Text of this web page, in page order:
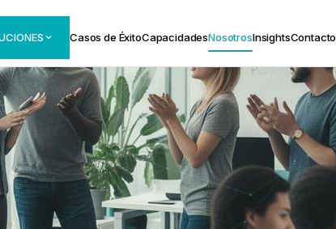
Casos de ÉxitoCapacidadesNosotrosInsightsContacto